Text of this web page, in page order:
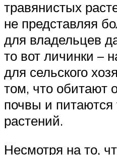
травянистых
не представляя
для владельцев
то вот личинки –
для сельского
том, что обитают
почвы и
растений.
Несмотря на то,